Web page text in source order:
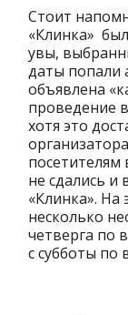
Стоит
«Клинка»
увы,
даты попали
объявлена
проведение
хотя это
посетителям
не сдались и
«Клинка». На
несколько
четверга по
с субботы по